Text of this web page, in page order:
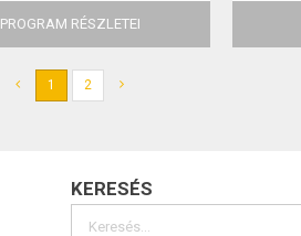
PROGRAM RÉSZLETEI
1 2
KERESÉS